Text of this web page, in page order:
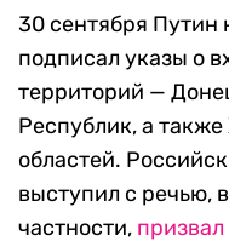
30 сентября Путин
подписал указы о
территорий —
Республик, а
областей.
выступил с речью,
частности, призвал